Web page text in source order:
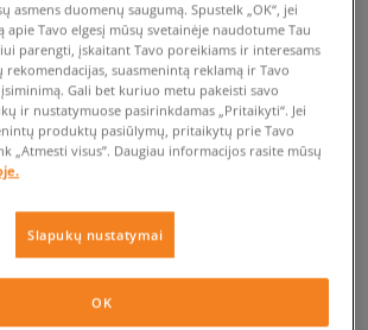
asmens duomenų saugumą. Spustelk „OK“, jei
Tavo elgesį mūsų svetainėje naudotume Tau
parengti, įskaitant Tavo poreikiams ir interesams
suasmenintą reklamą ir Tavo
Gali bet kuriuo metu pakeisti savo
ir nustatymuose pasirinkdamas „Pritaikyti“. Jei
produktų pasiūlymų, pritaikytų prie Tavo
„Atmesti visus”. Daugiau informacijos rasite mūsų
Slapukų nustatymai
OK